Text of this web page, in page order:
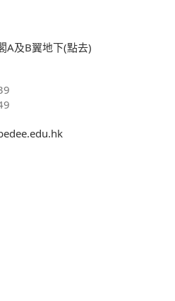
A及B翼地下(點去)